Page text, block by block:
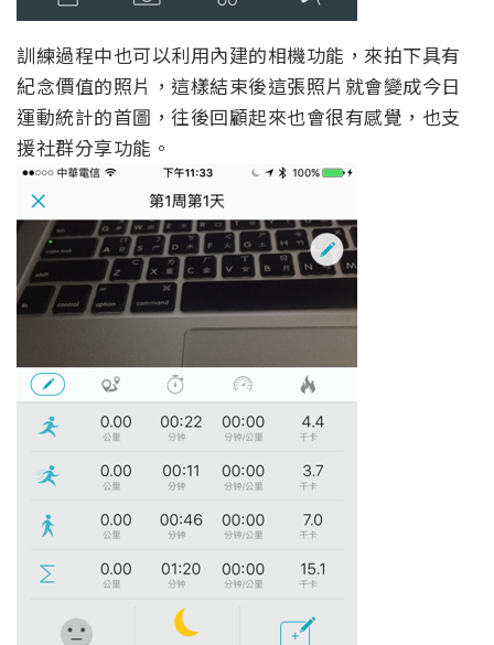
訓練過程中也可以利用內建的相機功能，來拍下具有
紀念價值的照片，這樣結束後這張照片就會變成今日
運動統計的首圖，往後回顧起來也會很有感覺，也支
援社群分享功能。